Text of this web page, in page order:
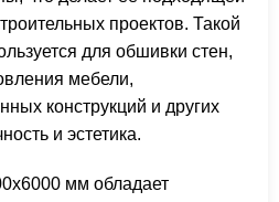
проектов. Такой
для обшивки стен,
мебели,
конструкций и других
и эстетика.
мм обладает